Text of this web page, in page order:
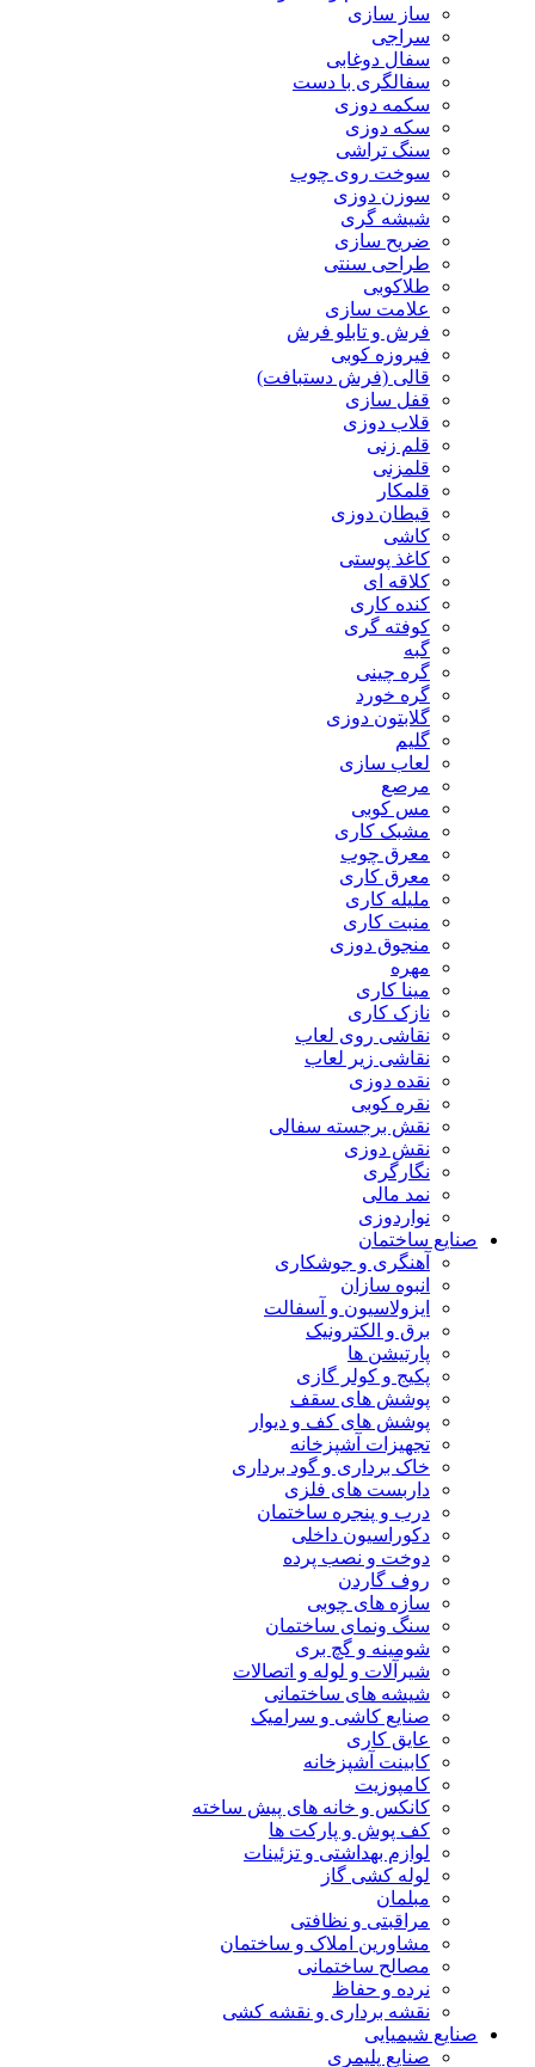
ساز سازی
سراجی
سفال دوغابی
سفالگری با دست
سکمه دوزی
سکه دوزی
سنگ تراشی
سوخت روی چوب
سوزن دوزی
شیشه گری
ضریح سازی
طراحی سنتی
طلاکوبی
علامت سازی
فرش و تابلو فرش
فیروزه کوبی
قالی (فرش دستبافت)
قفل سازی
قلاب دوزی
قلم زنی
قلمزنی
قلمکار
قیطان دوزی
کاشی
کاغذ پوستی
کلاقه ای
کنده کاری
کوفته گری
گبه
گره چینی
گره خورد
گلابتون دوزی
گلیم
لعاب سازی
مرصع
مس کوبی
مشبک کاری
معرق چوب
معرق کاری
مليله کاری
منبت کاری
منجوق دوزی
مهره
مینا کاری
نازک کاری
نقاشی روی لعاب
نقاشی زیر لعاب
نقده دوزی
نقره کوبی
نقش برجسته سفالی
نقش دوزی
نگارگری
نمد مالی
نواردوزی
صنایع ساختمان
آهنگری و جوشکاری
انبوه سازان
ایزولاسیون و آسفالت
برق و الکترونیک
پارتیشن ها
پکیج و کولر گازی
پوشش های سقف
پوشش های کف و دیوار
تجهیزات آشپزخانه
خاک برداری و گود برداری
داربست های فلزی
درب و پنجره ساختمان
دکوراسیون داخلی
دوخت و نصب پرده
روف گاردن
سازه های چوبی
سنگ ونمای ساختمان
شومینه و گچ بری
شیرآلات و لوله و اتصالات
شیشه های ساختمانی
صنایع کاشی و سرامیک
عایق کاری
کابینت آشپزخانه
کامپوزیت
کانکس و خانه های پیش ساخته
کف پوش و پارکت ها
لوازم بهداشتی و تزئینات
لوله کشی گاز
مبلمان
مراقبتی و نظافتی
مشاورین املاک و ساختمان
مصالح ساختمانی
نرده و حفاظ
نقشه برداری و نقشه کشی
صنایع شیمیایی
صنایع پلیمری